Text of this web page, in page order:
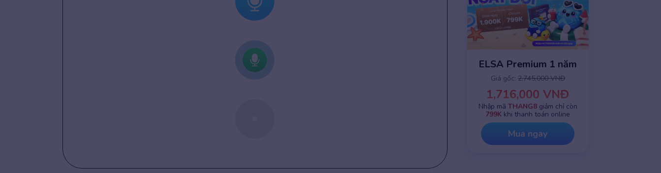
ELSA Premium 1 năm
Giá gốc: 2,745,000 VNĐ
1,716,000 VNĐ
Nhập mã THANG8giảm chỉ còn
799K khi thanh toán online
Mua ngay